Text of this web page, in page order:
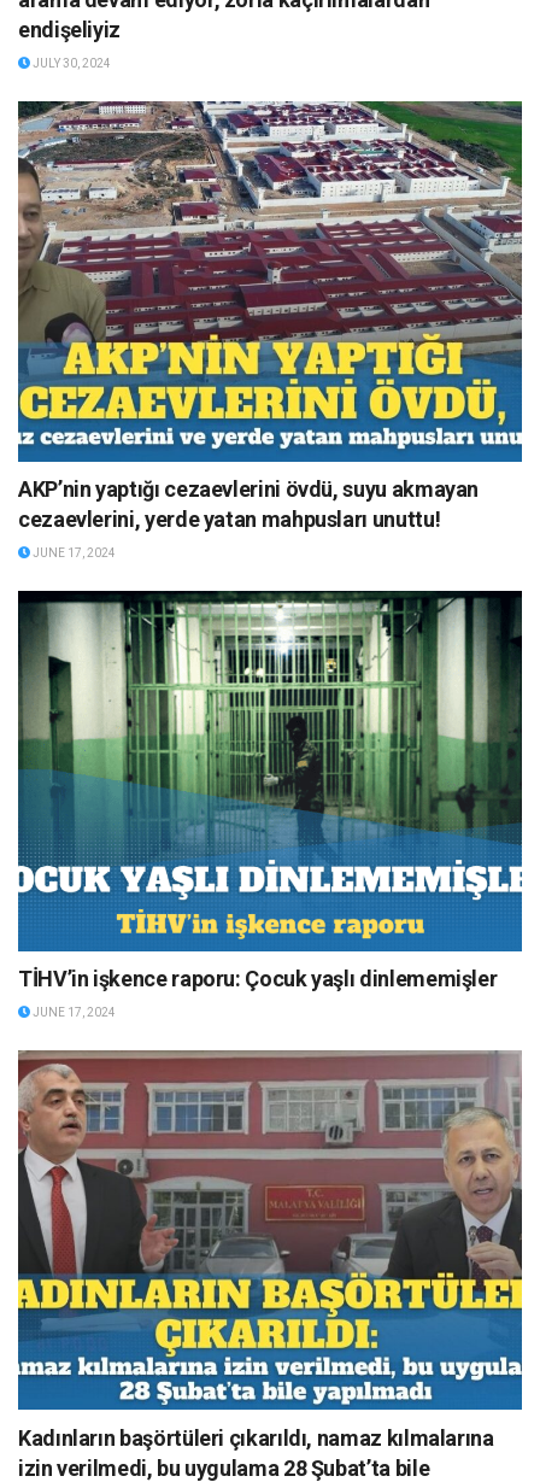
endişeliyiz
JULY 30, 2024
AKP’nin yaptığı cezaevlerini övdü, suyu akmayan
cezaevlerini, yerde yatan mahpusları unuttu!
JUNE 17, 2024
TİHV’in işkence raporu: Çocuk yaşlı dinlememişler
JUNE 17, 2024
Kadınların başörtüleri çıkarıldı, namaz kılmalarına
izin verilmedi, bu uygulama 28 Şubat’ta bile